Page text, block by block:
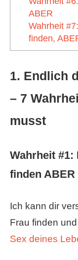
ABER
Wahrheit
finden,
1. Endlich
– 7
musst
Wahrheit #1:
finden ABER
Ich kann dir
Frau finden
Sex deines